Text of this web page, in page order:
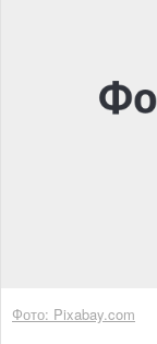
Фото: Pixabay.com